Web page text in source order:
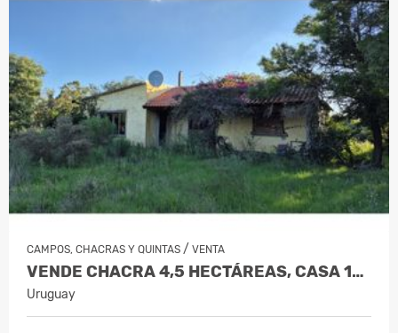
CAMPOS, CHACRAS Y QUINTAS / VENTA
VENDE CHACRA 4,5 HECTÁREAS, CASA 130 M2, GALPON 90 M2 - RUTA 11
Uruguay